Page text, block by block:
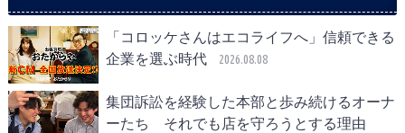
「コロッケさんはエコライフへ」信頼できる
企業を選ぶ時代
2026.08.08
集団訴訟を経験した本部と歩み続けるオーナ
ーたち それでも店を守ろうとする理由